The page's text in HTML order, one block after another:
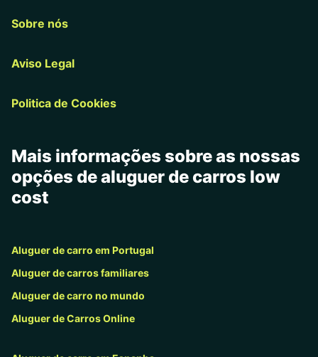
Sobre nós
Aviso Legal
Politica de Cookies
Mais informações sobre as nossas
opções de aluguer de carros low
cost
Aluguer de carro em Portugal
Aluguer de carros familiares
Aluguer de carro no mundo
Aluguer de Carros Online